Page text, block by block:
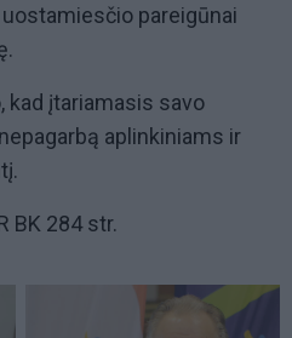
pareigūnai
kad įtariamasis savo
aplinkiniams ir
BK 284 str.